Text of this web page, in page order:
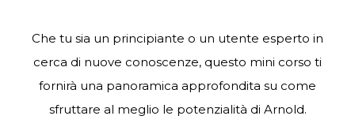
Che tu sia un principiante o un utente esperto in
cerca di nuove conoscenze, questo mini corso ti
fornirà una panoramica approfondita su come
sfruttare al meglio le potenzialità di Arnold.